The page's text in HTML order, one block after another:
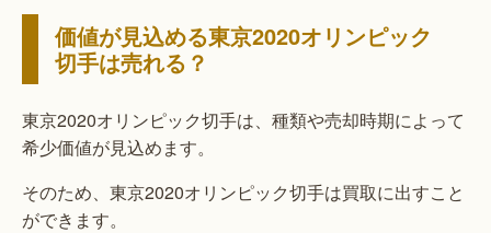
価値が見込める東京2020オリンピック
切手は売れる？
東京2020オリンピック切手は、種類や売却時期によって
希少価値が見込めます。
そのため、東京2020オリンピック切手は買取に出すこと
ができます。